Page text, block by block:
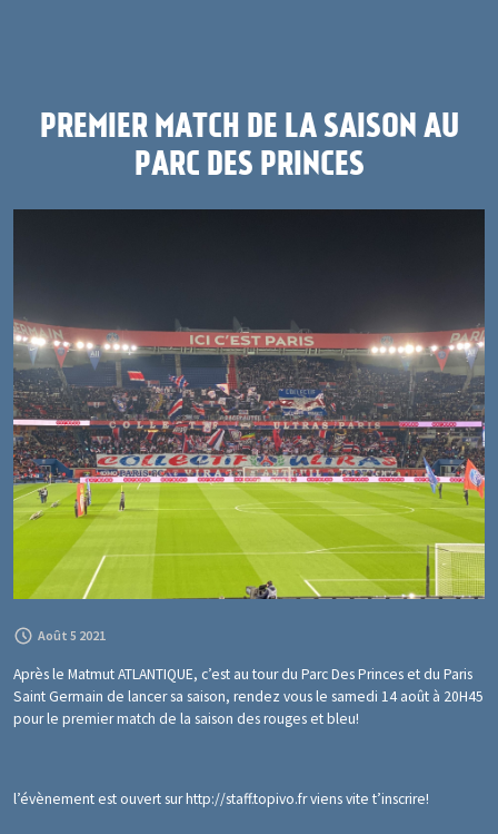
PREMIER MATCH DE LA SAISON AU
PARC DES PRINCES
Août 5 2021
Après le Matmut ATLANTIQUE, c’est au tour du Parc Des Princes et du Paris
Saint Germain de lancer sa saison, rendez vous le samedi 14 août à 20H45
pour le premier match de la saison des rouges et bleu!
l’évènement est ouvert surhttp://staff.topivo.frviens vite t’inscrire!